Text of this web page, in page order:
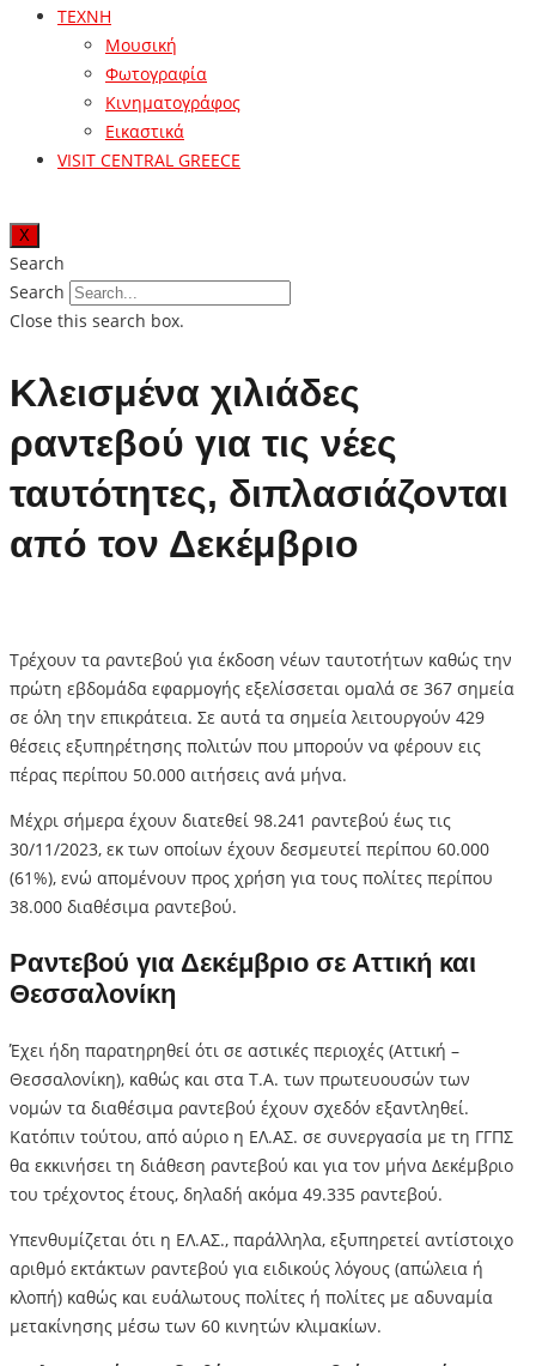
ΤΕΧΝΗ
Μουσική
Φωτογραφία
Κινηματογράφος
Εικαστικά
VISIT CENTRAL GREECE
X
Search
Search
Close this search box.
Κλεισμένα χιλιάδες
ραντεβού για τις νέες
ταυτότητες, διπλασιάζονται
από τον Δεκέμβριο
Τρέχουν τα ραντεβού για έκδοση νέων ταυτοτήτων καθώς την
πρώτη εβδομάδα εφαρμογής εξελίσσεται ομαλά σε 367 σημεία
σε όλη την επικράτεια. Σε αυτά τα σημεία λειτουργούν 429
θέσεις εξυπηρέτησης πολιτών που μπορούν να φέρουν εις
πέρας περίπου 50.000 αιτήσεις ανά μήνα.
Μέχρι σήμερα έχουν διατεθεί 98.241 ραντεβού έως τις
30/11/2023, εκ των οποίων έχουν δεσμευτεί περίπου 60.000
(61%), ενώ απομένουν προς χρήση για τους πολίτες περίπου
38.000 διαθέσιμα ραντεβού.
Ραντεβού για Δεκέμβριο σε Αττική και
Θεσσαλονίκη
Έχει ήδη παρατηρηθεί ότι σε αστικές περιοχές (Αττική –
Θεσσαλονίκη), καθώς και στα Τ.Α. των πρωτευουσών των
νομών τα διαθέσιμα ραντεβού έχουν σχεδόν εξαντληθεί.
Κατόπιν τούτου, από αύριο η ΕΛ.ΑΣ. σε συνεργασία με τη ΓΓΠΣ
θα εκκινήσει τη διάθεση ραντεβού και για τον μήνα Δεκέμβριο
του τρέχοντος έτους, δηλαδή ακόμα 49.335 ραντεβού.
Υπενθυμίζεται ότι η ΕΛ.ΑΣ., παράλληλα, εξυπηρετεί αντίστοιχο
αριθμό εκτάκτων ραντεβού για ειδικούς λόγους (απώλεια ή
κλοπή) καθώς και ευάλωτους πολίτες ή πολίτες με αδυναμία
μετακίνησης μέσω των 60 κινητών κλιμακίων.